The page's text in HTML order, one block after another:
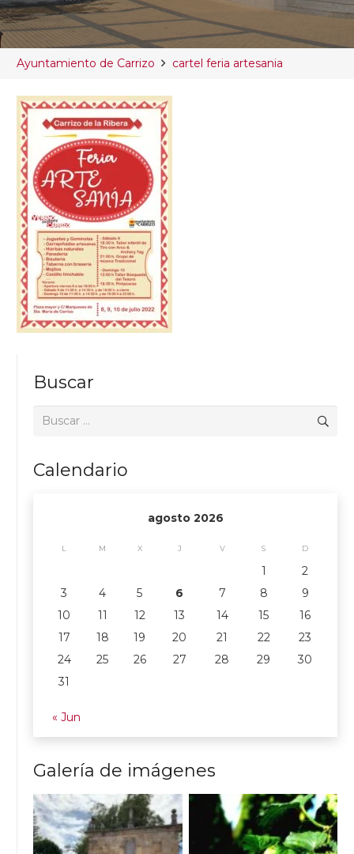
Ayuntamiento de Carrizo cartel feria artesania
Buscar
Buscar:
Calendario
agosto 2026
L M X J V S D
1
2
3
4 5 6 7 8
9
10
11 12 13 14 15
16
17
18 19 20 21 22
23
24
25 26 27 28 29
30
31
« Jun
Galería de imágenes